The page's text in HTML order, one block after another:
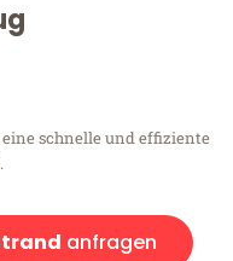
schnelle und effiziente
anfragen